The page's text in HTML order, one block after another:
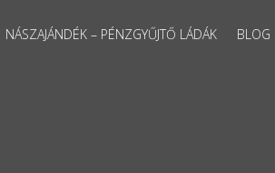
NÁSZAJÁNDÉK – PÉNZGYŰJTŐ LÁDÁK BLOG